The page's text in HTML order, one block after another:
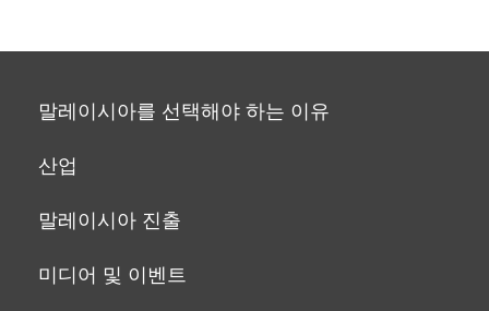
말레이시아를 선택해야 하는 이유
산업
말레이시아 진출
미디어 및 이벤트